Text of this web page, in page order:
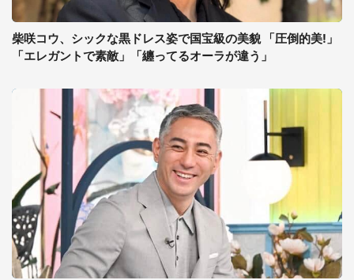
柴咲コウ、シックな黒ドレス姿で国宝級の美貌 「圧倒的美!」
「エレガントで素敵」「纏ってるオーラが違う」